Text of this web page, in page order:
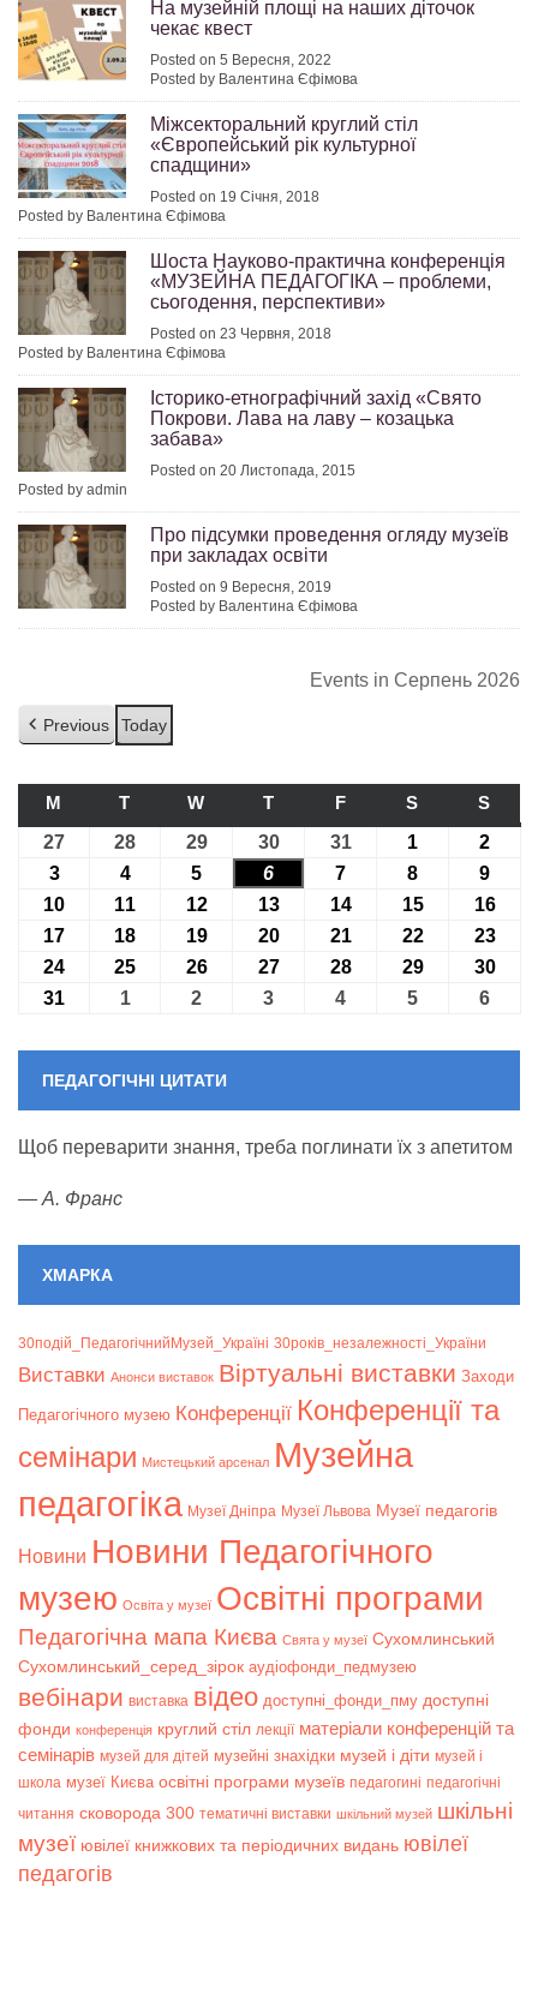
На музейній площі на наших діточок
чекає квест
Posted on 5 Вересня, 2022
Posted by Валентина Єфімова
Міжсекторальний круглий стіл
«Європейський рік культурної
спадщини»
Posted on 19 Січня, 2018
Posted by Валентина Єфімова
Шоста Науково-практична конференція
«МУЗЕЙНА ПЕДАГОГІКА – проблеми,
сьогодення, перспективи»
Posted on 23 Червня, 2018
Posted by Валентина Єфімова
Історико-етнографічний захід «Свято
Покрови. Лава на лаву – козацька
забава»
Posted on 20 Листопада, 2015
Posted by admin
Про підсумки проведення огляду музеїв
при закладах освіти
Posted on 9 Вересня, 2019
Posted by Валентина Єфімова
Events in Серпень 2026
Previous Today
M ПОНЕДІЛОК
T ВІВТОРОК
W СЕРЕДА
TЧЕТВЕР
FП’ЯТНИЦЯ
S СУБОТА
S
27 27.07.2026
28 28.07.2026
2929.07.2026
3030.07.2026
3131.07.2026
1 01.08.2026
2
303.08.2026
404.08.2026
5 05.08.2026
6 06.08.2026
7 07.08.2026
8 08.08.2026
9
10 10.08.2026
11 11.08.2026
1212.08.2026
1313.08.2026
1414.08.2026
1515.08.2026
16
17 17.08.2026
18 18.08.2026
1919.08.2026
2020.08.2026
2121.08.2026
2222.08.2026
23
24 24.08.2026
25 25.08.2026
2626.08.2026
2727.08.2026
2828.08.2026
2929.08.2026
30
31 31.08.2026
101.09.2026
2 02.09.2026
3 03.09.2026
4 04.09.2026
5 05.09.2026
6
ПЕДАГОГІЧНІ ЦИТАТИ
Щоб переварити знання, треба поглинати їх з апетитом
— А. Франс
ХМАРКА
30подій_ПедагогічнийМузей_Україні 30років_незалежності_України
Bиставки Анонси виставок Віртуальні виставки Заходи
Педагогічного музею Конференції Конференції та
семінари Мистецький арсенал Музейна
педагогіка Музеї Дніпра Музеї Львова Музеї педагогів
Новини Новини Педагогічного
музею Освіта у музеї Освітні програми
Педагогічна мапа Києва Свята у музеї Сухомлинський
Сухомлинський_серед_зірок аудіофонди_педмузею
вебінари виставка відео доступні_фонди_пму доступні
фонди конференція круглий стіл лекції матеріали конференцій та
семінарів музей для дітей музейні знахідки музей і діти музей і
школа музеї Києва освітні програми музеїв педагогині педагогічні
читання сковорода 300 тематичні виставки шкільний музей шкільні
музеї ювілеї книжкових та періодичних видань ювілеї
педагогів